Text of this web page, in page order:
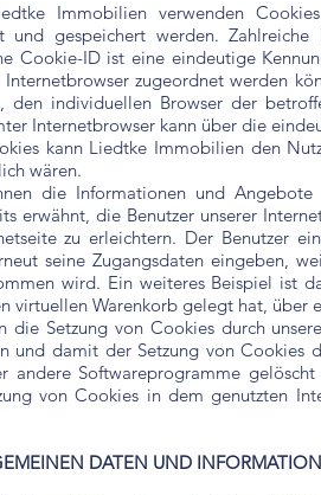
Immobilien verwenden
und gespeichert werden.
Cookie-ID ist eine eindeutige
zugeordnet werden
den individuellen Browser der
Internetbrowser kann über die
kann Liedtke Immobilien den
wären.
die Informationen und
erwähnt, die Benutzer unserer
zu erleichtern. Der Benutzer
seine Zugangsdaten eingeben,
wird. Ein weiteres Beispiel ist
virtuellen Warenkorb gelegt hat, über
die Setzung von Cookies durch
und damit der Setzung von Cookies
andere Softwareprogramme
von Cookies in dem genutzten
DATEN UND